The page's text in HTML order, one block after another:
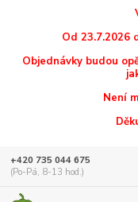
Od 23.7.2026
Objednávky budou
Není
+420 735 044 675
(Po-Pá, 8-13 hod.)